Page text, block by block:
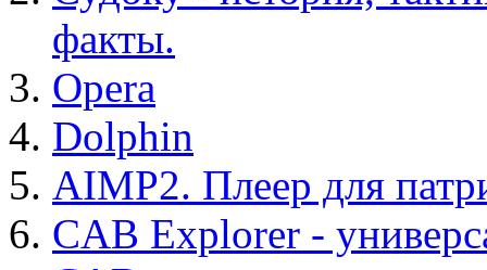
факты.
Opera
Dolphin
AIMP2. Плеер для
CAB Explorer -